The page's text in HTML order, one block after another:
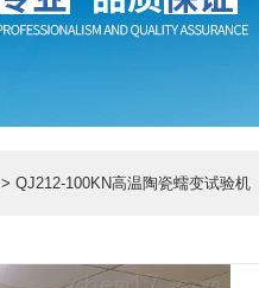
> QJ212-100KN高温陶瓷蠕变试验机